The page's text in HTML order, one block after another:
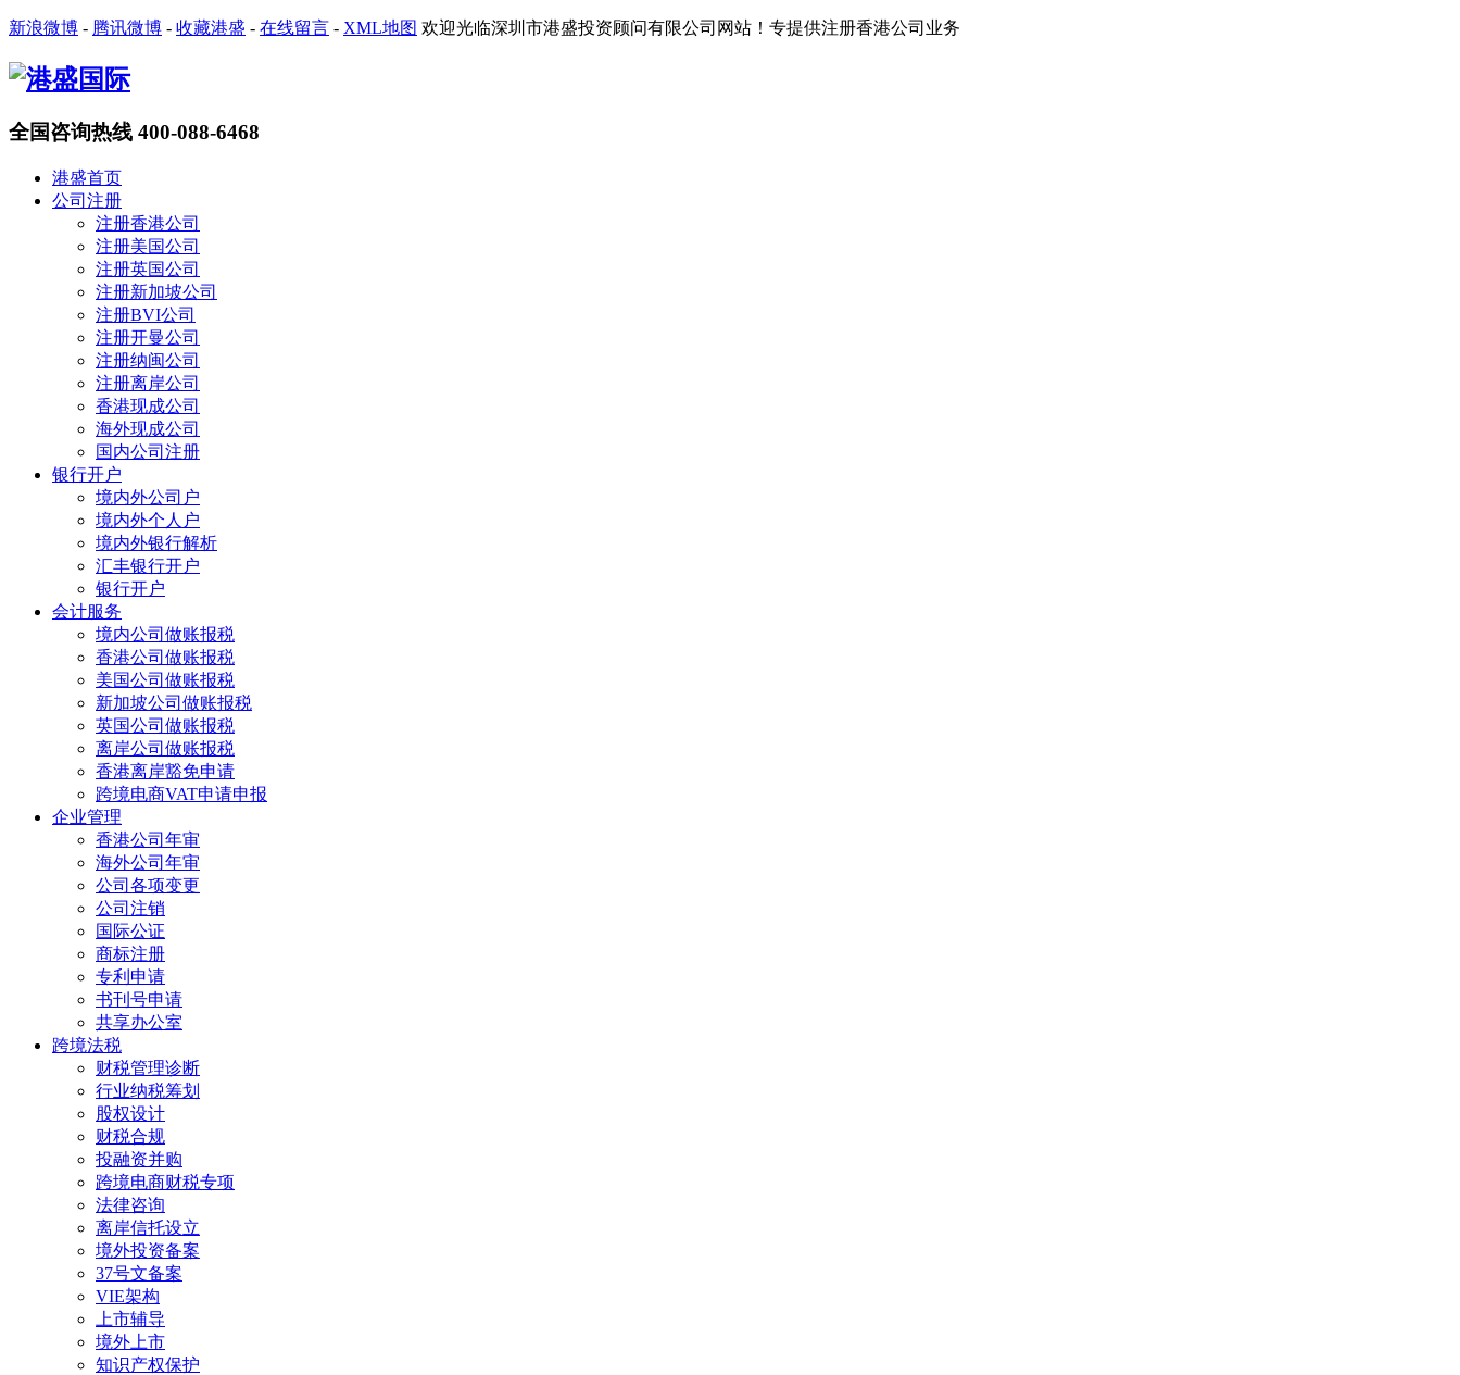
新浪微博 - 腾讯微博 - 收藏港盛 - 在线留言 - XML地图 欢迎光临深圳市港盛投资顾问有限公司网站！专提供注册香港公司业务
全国咨询热线 400-088-6468
港盛首页
公司注册
注册香港公司
注册美国公司
注册英国公司
注册新加坡公司
注册BVI公司
注册开曼公司
注册纳闽公司
注册离岸公司
香港现成公司
海外现成公司
国内公司注册
银行开户
境内外公司户
境内外个人户
境内外银行解析
汇丰银行开户
银行开户
会计服务
境内公司做账报税
香港公司做账报税
美国公司做账报税
新加坡公司做账报税
英国公司做账报税
离岸公司做账报税
香港离岸豁免申请
跨境电商VAT申请申报
企业管理
香港公司年审
海外公司年审
公司各项变更
公司注销
国际公证
商标注册
专利申请
书刊号申请
共享办公室
跨境法税
财税管理诊断
行业纳税筹划
股权设计
财税合规
投融资并购
跨境电商财税专项
法律咨询
离岸信托设立
境外投资备案
37号文备案
VIE架构
上市辅导
境外上市
知识产权保护